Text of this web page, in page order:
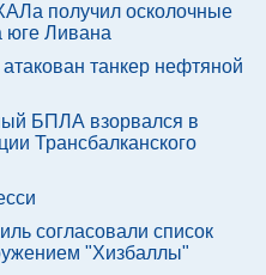
получил осколочные
юге Ливана
танкер нефтяной
БПЛА взорвался в
Трансбалканского
согласовали список
"Хизбаллы"